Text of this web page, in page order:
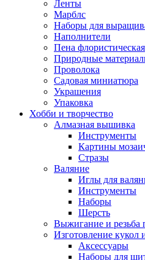
Ленты
Марблс
Наборы для
Наполнители
Пена флористическая
Природные
Проволока
Садовая миниатюра
Украшения
Упаковка
Хобби и творчество
Алмазная вышивка
Инструменты
Картины
Стразы
Валяние
Иглы для
Инструменты
Наборы
Шерсть
Выжигание и резьба
Изготовление кукол
Аксессуары
Наборы для